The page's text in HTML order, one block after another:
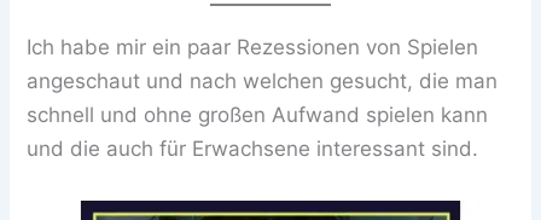
Ich habe mir ein paar Rezessionen von Spielen
angeschaut und nach welchen gesucht, die man
schnell und ohne großen Aufwand spielen kann
und die auch für Erwachsene interessant sind.